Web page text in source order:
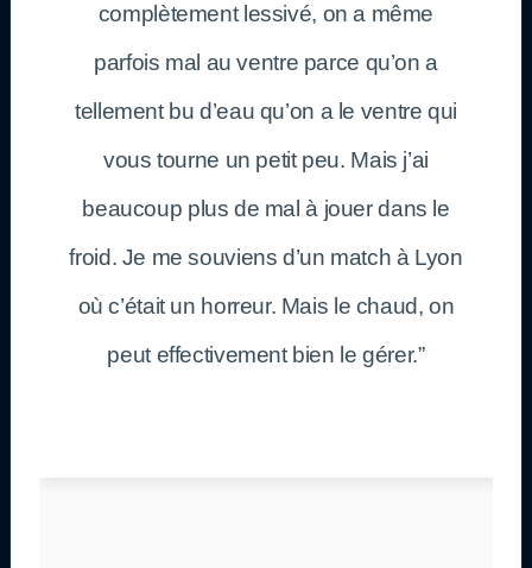
complètement lessivé, on a même
parfois mal au ventre parce qu’on a
tellement bu d’eau qu’on a le ventre qui
vous tourne un petit peu. Mais j’ai
beaucoup plus de mal à jouer dans le
froid. Je me souviens d’un match à Lyon
où c’était un horreur. Mais le chaud, on
peut effectivement bien le gérer.”